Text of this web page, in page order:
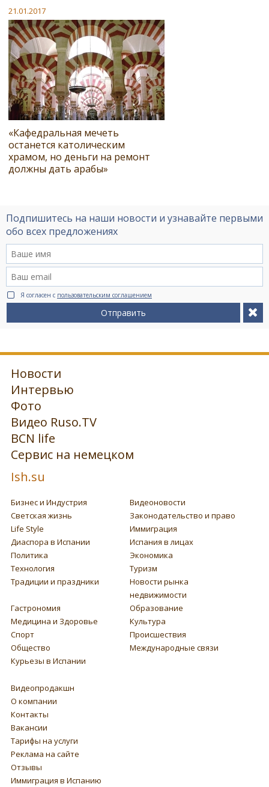
21.01.2017
«Кафедральная мечеть
останется католическим
храмом, но деньги на ремонт
должны дать арабы»
Подпишитесь на наши новости и узнавайте первыми
обо всех предложениях
Я согласен с пользовательским соглашением
Отправить
Новости
Интервью
Фото
Видео Ruso.TV
BCN life
Сервис на немецком
Ish.su
Бизнес и Индустрия
Видеоновости
Светская жизнь
Законодательство и право
Life Style
Иммиграция
Диаспора в Испании
Испания в лицах
Политика
Экономика
Технология
Туризм
Традиции и праздники
Новости рынка
недвижимости
Гастрономия
Образование
Медицина и Здоровье
Культура
Спорт
Происшествия
Общество
Международные связи
Курьезы в Испании
Видеопродакшн
О компании
Контакты
Вакансии
Тарифы на услуги
Реклама на сайте
Отзывы
Иммиграция в Испанию